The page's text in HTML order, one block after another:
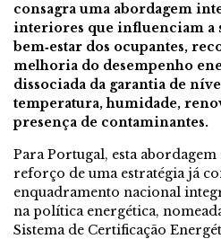
consagra uma abordagem
interiores que influenciam a
bem‑estar dos ocupantes,
melhoria do desempenho
dissociada da garantia de
temperatura, humidade,
presença de contaminantes.
Para Portugal, esta
reforço de uma estratégia já
enquadramento nacional
na política energética,
Sistema de Certificação